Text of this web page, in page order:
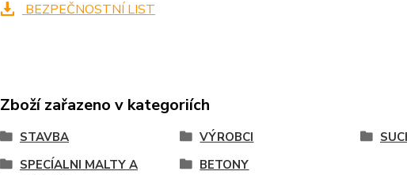
BEZPEČNOSTNÍ LIST
Zboží zařazeno v kategoriích
STAVBA VÝROBCI
SPECÍALNI MALTY A
BETONY